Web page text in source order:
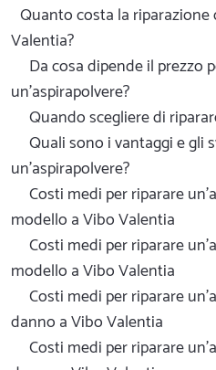
Quanto costa la
Valentia?
Da cosa dipende il prezzo
un'aspirapolvere?
Quando scegliere di
Quali sono i vantaggi e gli
un'aspirapolvere?
Costi medi per riparare
modello a Vibo Valentia
Costi medi per riparare
modello a Vibo Valentia
Costi medi per riparare
danno a Vibo Valentia
Costi medi per riparare